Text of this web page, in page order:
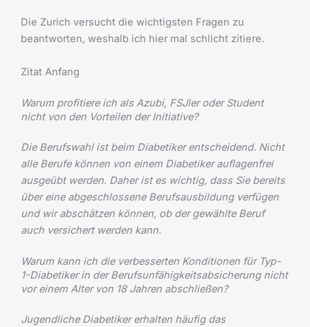
Die Zurich versucht die wichtigsten Fragen zu
beantworten, weshalb ich hier mal schlicht zitiere.
Zitat Anfang
Warum profitiere ich als Azubi, FSJler oder Student
nicht von den Vorteilen der Initiative?
Die Berufswahl ist beim Diabetiker entscheidend. Nicht
alle Berufe können von einem Diabetiker auflagenfrei
ausgeübt werden. Daher ist es wichtig, dass Sie bereits
über eine abgeschlossene Berufsausbildung verfügen
und wir abschätzen können, ob der gewählte Beruf
auch versichert werden kann.
Warum kann ich die verbesserten Konditionen für Typ-
1-Diabetiker in der Berufsunfähigkeitsabsicherung nicht
vor einem Alter von 18 Jahren abschließen?
Jugendliche Diabetiker erhalten häufig das